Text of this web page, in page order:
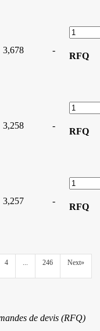
3,678 -
RFQ
3,258 -
RFQ
3,257 -
RFQ
4 ... 246 Next»
de devis (RFQ)